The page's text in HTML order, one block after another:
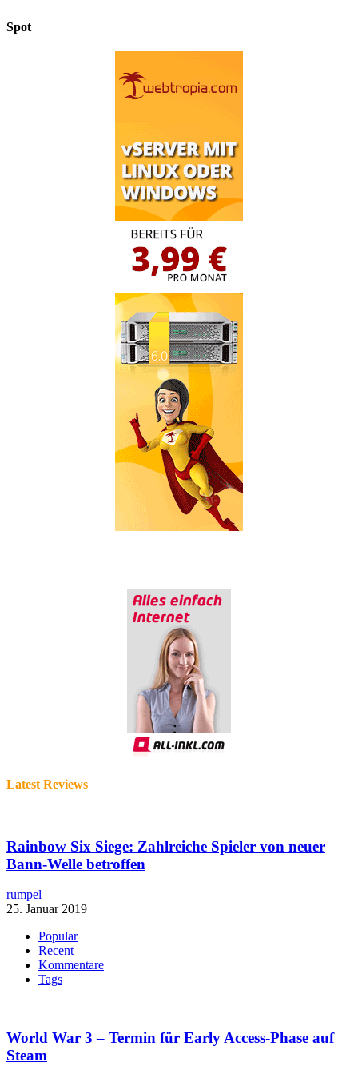
Spot
Latest Reviews
Rainbow Six Siege: Zahlreiche Spieler von neuer
Bann-Welle betroffen
rumpel
25. Januar 2019
Popular
Recent
Kommentare
Tags
World War 3 – Termin für Early Access-Phase auf
Steam